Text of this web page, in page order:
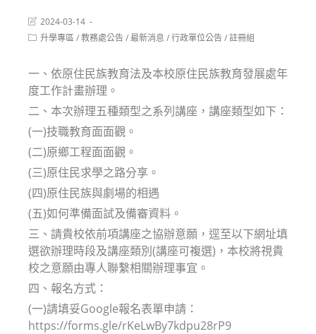
Post
last
modified:
2024-03-14
Post升學專區/教務處公告/最新消息 /行政單位公告/註冊組
一、依原住民族教育法及本校原住民族教育發展處年
度工作計畫辦理。
二、本次辦理五種類型之系列講座，講座類型如下：
(一)技職教育面面觀。
(二)原鄉工程面面觀。
(三)原住民求學之路分享。
(四)原住民族與劇場的相遇
(五)如何準備面試及備審資料。
三、請貴校依前項講座之協辦意願，逕至以下網址填
選欲辦理時段及講座類別(講座可複選)，本校將視貴
校之意願由專人聯繫相關辦理事宜。
四、報名方式：
(一)請填妥Google報名表單申請：
https://forms.gle/rKeLwBy7kdpu28rP9